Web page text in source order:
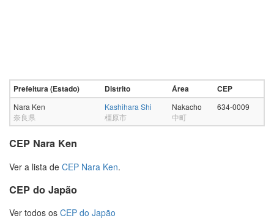
Prefeitura (Estado) Distrito Área CEP
Nara Ken
奈良県
Kashihara Shi
橿原市
Nakacho
中町
634-0009
CEP Nara Ken
Ver a lista de CEP Nara Ken.
CEP do Japão
Ver todos os CEP do Japão